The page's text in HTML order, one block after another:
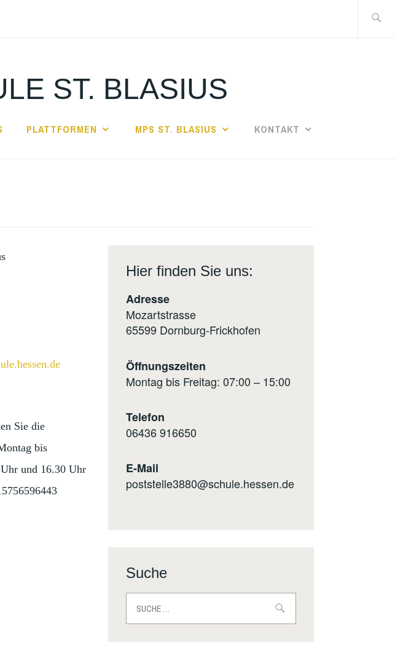
nach:
ST. BLASIUS
PLATTFORMEN MPS ST. BLASIUS KONTAKT
Sie die
bis
und 16.30 Uhr
Hier finden Sie uns:
Adresse
Mozartstrasse
65599 Dornburg-Frickhofen
Öffnungszeiten
Montag bis Freitag: 07:00 – 15:00
Telefon
06436 916650
E-Mail
poststelle3880@schule.hessen.de
Suche
nach: